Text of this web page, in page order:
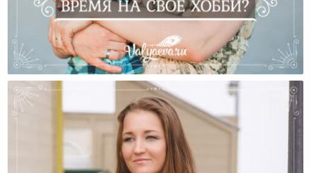
Как Маме Находить Время На Своё Хобби?